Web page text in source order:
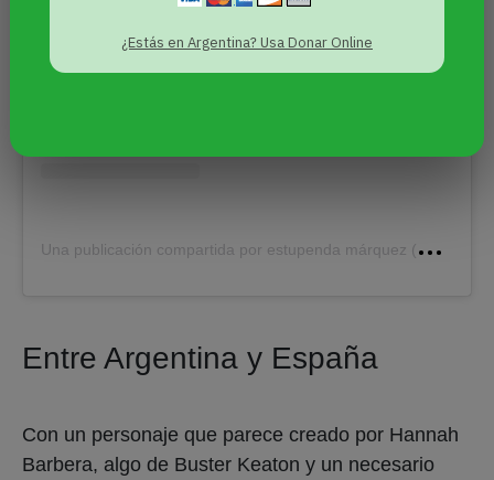
¿Estás en Argentina? Usa Donar Online
U
na publicación compartida por estupenda márquez (@estupendamarquez)
Entre Argentina y España
Con un personaje que parece creado por Hannah
Barbera, algo de Buster Keaton y un necesario